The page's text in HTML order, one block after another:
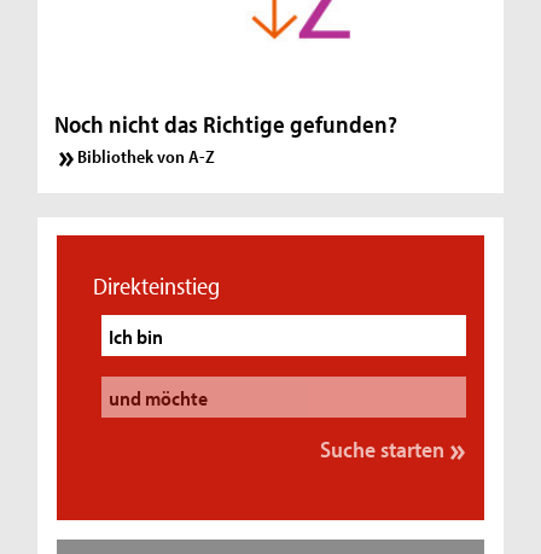
Noch nicht das Richtige gefunden?
Bibliothek von A-Z
Direkteinstieg